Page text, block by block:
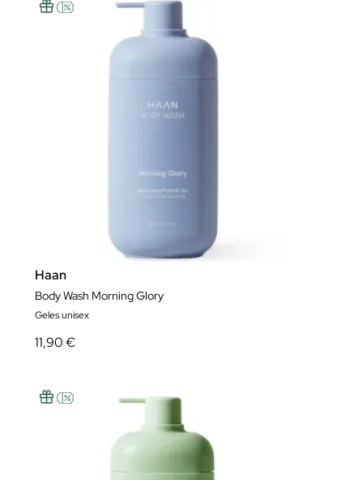
Haan
Body Wash Morning Glory
Geles unisex
11,90 €